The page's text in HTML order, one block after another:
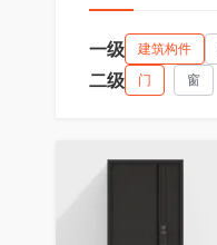
一级 建筑构件
二级 门 窗
收藏